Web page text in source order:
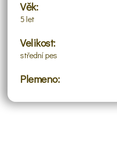
Věk:
5 let
Velikost:
střední pes
Plemeno: